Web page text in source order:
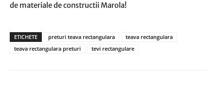
de materiale de constructii Marola!
ETICHETE preturi teava rectangulara
teava rectangulara
teava rectangulara preturi
tevi rectangulare